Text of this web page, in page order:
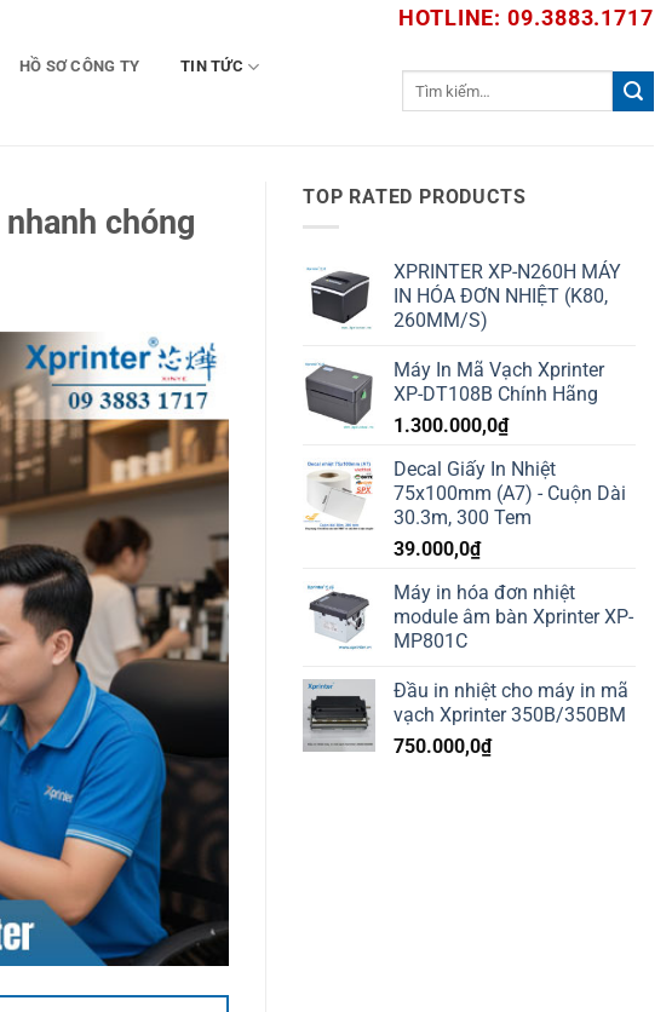
HOTLINE: 09.3883.1717
HỒ SƠ CÔNG TY TIN TỨC
chóng
TOP RATED PRODUCTS
XPRINTER XP-N260H MÁY
IN HÓA ĐƠN NHIỆT (K80,
260MM/S)
Máy In Mã Vạch Xprinter
XP-DT108B Chính Hãng
1.300.000,0₫
Decal Giấy In Nhiệt
75x100mm (A7) - Cuộn Dài
30.3m, 300 Tem
39.000,0₫
Máy in hóa đơn nhiệt
module âm bàn Xprinter XP-
MP801C
Đầu in nhiệt cho máy in mã
vạch Xprinter 350B/350BM
750.000,0₫